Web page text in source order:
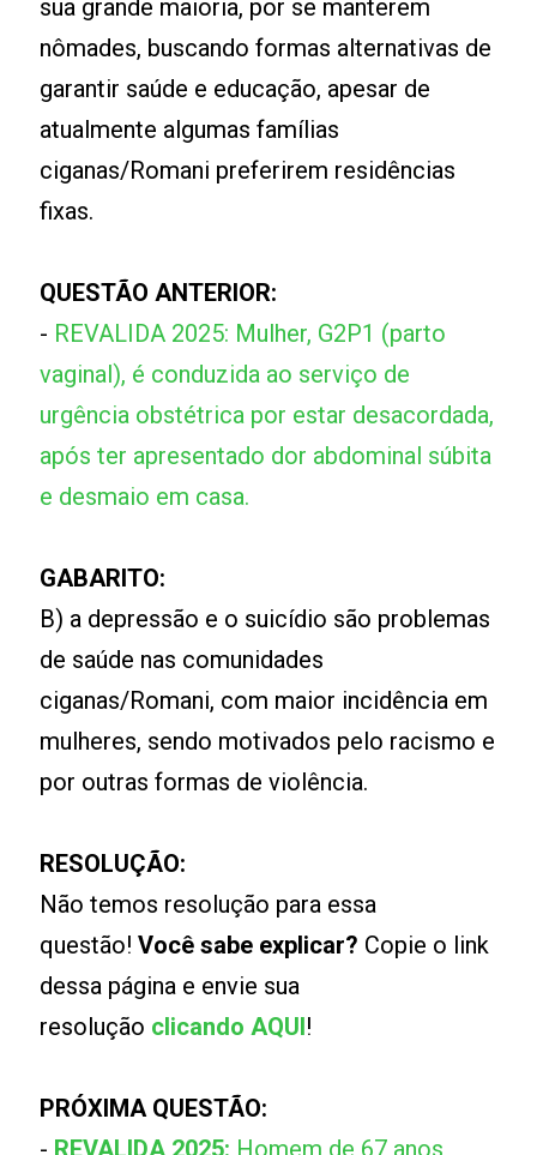
sua grande maioria, por se manterem
nômades, buscando formas alternativas de
garantir saúde e educação, apesar de
atualmente algumas famílias
ciganas/Romani preferirem residências
fixas.
QUESTÃO ANTERIOR:
- REVALIDA 2025: Mulher, G2P1 (parto
vaginal), é conduzida ao serviço de
urgência obstétrica por estar desacordada,
após ter apresentado dor abdominal súbita
e desmaio em casa.
GABARITO:
B) a depressão e o suicídio são problemas
de saúde nas comunidades
ciganas/Romani, com maior incidência em
mulheres, sendo motivados pelo racismo e
por outras formas de violência.
RESOLUÇÃO:
Não temos resolução para essa
questão!Você sabe explicar? Copie o link
dessa página e envie sua
resolução clicando AQUI!
PRÓXIMA QUESTÃO: